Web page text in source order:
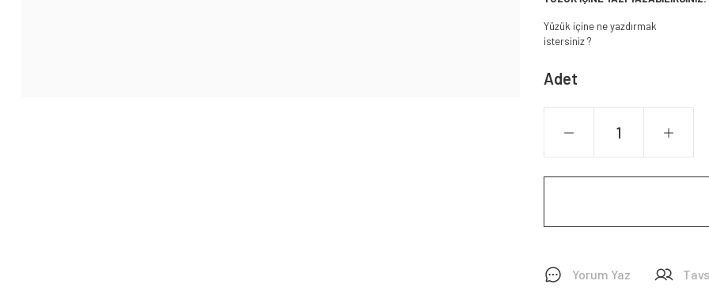
Yüzük içine ne yazdırmak
istersiniz ?
Adet
Yorum Yaz